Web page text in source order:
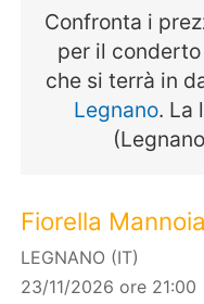
Confronta i
per il
che si terrà in
Legnano. La
Fiorella Mannoia
LEGNANO (IT)
23/11/2026 ore 21:00